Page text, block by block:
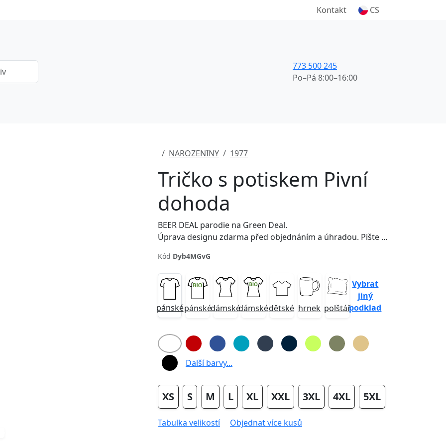
Kontakt CS
773 500 245
Po–Pá 8:00–16:00
NAROZENINY 1977
Tričko s potiskem Pivní
dohoda
BEER DEAL parodie na Green Deal.
Úprava designu zdarma před objednáním a úhradou. Pište na grafika@jinxshop.cz nebo volejte na 778 052 180.
Kód Dyb4MGvG
pánsképánskédámskédámskédětské hrnek polštář
Vybrat
jiný
podklad
Další barvy...
XS S M L XL XXL 3XL 4XL 5XL
Tabulka velikostí Objednat více kusů